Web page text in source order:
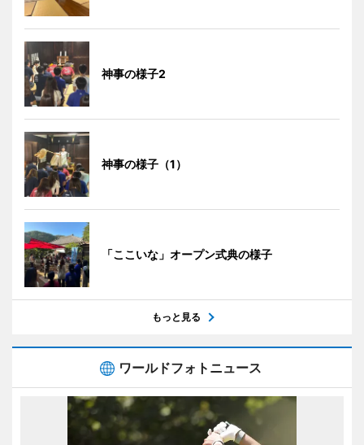
神事の様子2
神事の様子（1）
「ここいな」オープン式典の様子
もっと見る
ワールドフォトニュース